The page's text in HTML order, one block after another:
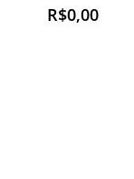
R$0,00